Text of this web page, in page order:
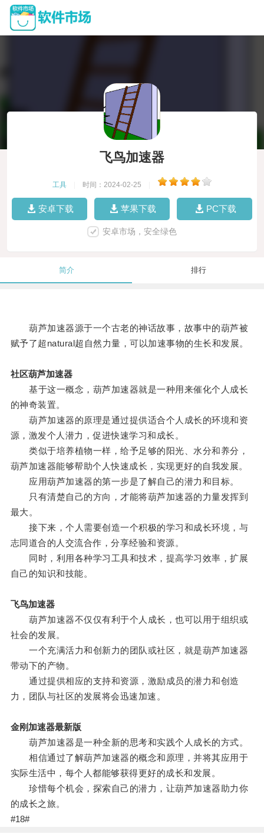
飞鸟加速器
工具 时间：2024-02-25
安卓下载 苹果下载 PC下载
安卓市场，安全绿色
简介 排行
葫芦加速器源于一个古老的神话故事，故事中的葫芦被
赋予了超natural超自然力量，可以加速事物的生长和发展。
社区葫芦加速器
基于这一概念，葫芦加速器就是一种用来催化个人成长
的神奇装置。
葫芦加速器的原理是通过提供适合个人成长的环境和资
源，激发个人潜力，促进快速学习和成长。
类似于培养植物一样，给予足够的阳光、水分和养分，
葫芦加速器能够帮助个人快速成长，实现更好的自我发展。
应用葫芦加速器的第一步是了解自己的潜力和目标。
只有清楚自己的方向，才能将葫芦加速器的力量发挥到
最大。
接下来，个人需要创造一个积极的学习和成长环境，与
志同道合的人交流合作，分享经验和资源。
同时，利用各种学习工具和技术，提高学习效率，扩展
自己的知识和技能。
飞鸟加速器
葫芦加速器不仅仅有利于个人成长，也可以用于组织或
社会的发展。
一个充满活力和创新力的团队或社区，就是葫芦加速器
带动下的产物。
通过提供相应的支持和资源，激励成员的潜力和创造
力，团队与社区的发展将会迅速加速。
金刚加速器最新版
葫芦加速器是一种全新的思考和实践个人成长的方式。
相信通过了解葫芦加速器的概念和原理，并将其应用于
实际生活中，每个人都能够获得更好的成长和发展。
珍惜每个机会，探索自己的潜力，让葫芦加速器助力你
的成长之旅。
#18#